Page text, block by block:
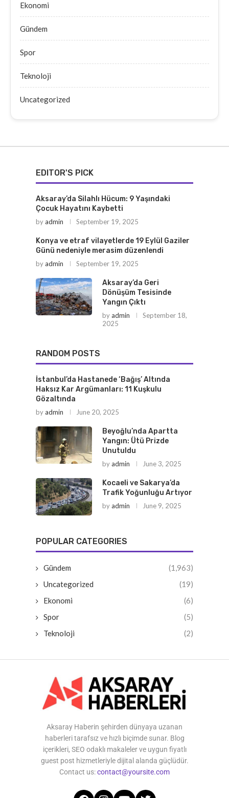
Ekonomi
Gündem
Spor
Teknoloji
Uncategorized
EDITOR'S PICK
Aksaray’da Silahlı Hücum: 9 Yaşındaki
Çocuk Hayatını Kaybetti
byadmin September 19, 2025
Konya ve etraf vilayetlerde 19 Eylül Gaziler
Günü nedeniyle merasim düzenlendi
byadmin September 19, 2025
Aksaray’da Geri
Dönüşüm Tesisinde
Yangın Çıktı
byadmin
September 18,
2025
RANDOM POSTS
İstanbul’da Hastanede ‘Bağış’ Altında
Haksız Kar Argümanları: 11 Kuşkulu
Gözaltında
byadmin June 20, 2025
Beyoğlu’nda Apartta
Yangın: Ütü Prizde
Unutuldu
byadmin June 3, 2025
Kocaeli ve Sakarya’da
Trafik Yoğunluğu Artıyor
byadmin June 9, 2025
POPULAR CATEGORIES
Gündem
(1,963)
Uncategorized
(19)
Ekonomi
(6)
Spor
(5)
Teknoloji
(2)
Aksaray Haberin şehirden dünyaya uzanan
haberleri tarafsız ve hızlı biçimde sunar. Blog
içerikleri, SEO odaklı makaleler ve uygun fiyatlı
guest post hizmetleriyle dijital alanda güçlüdür.
Contact us:contact@yoursite.com